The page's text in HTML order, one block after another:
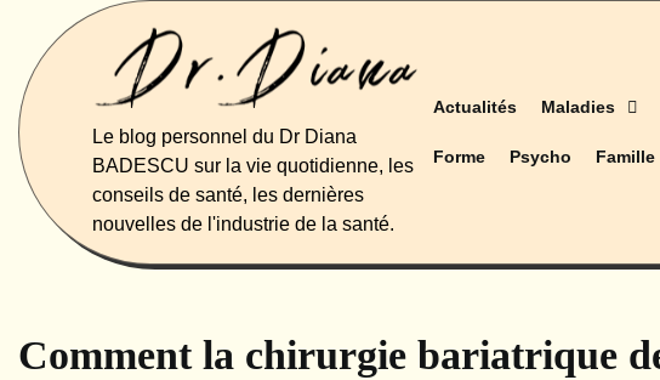
content
Le blog personnel du Dr Diana
BADESCU sur la vie quotidienne, les
conseils de santé, les dernières
nouvelles de l'industrie de la santé.
Actualités Maladies
Forme Psycho Famille
Comment la chirurgie bariatrique